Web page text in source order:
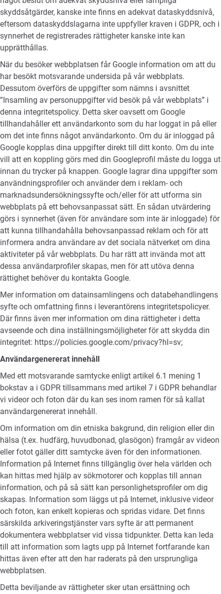
skyddsåtgärder, kanske inte finns en adekvat dataskyddsnivå,
eftersom dataskyddslagarna inte uppfyller kraven i GDPR, och i
synnerhet de registrerades rättigheter kanske inte kan
upprätthållas.
När du besöker webbplatsen får Google information om att du
har besökt motsvarande undersida på vår webbplats.
Dessutom överförs de uppgifter som nämns i avsnittet
”Insamling av personuppgifter vid besök på vår webbplats” i
denna integritetspolicy. Detta sker oavsett om Google
tillhandahåller ett användarkonto som du har loggat in på eller
om det inte finns något användarkonto. Om du är inloggad på
Google kopplas dina uppgifter direkt till ditt konto. Om du inte
vill att en koppling görs med din Googleprofil måste du logga ut
innan du trycker på knappen. Google lagrar dina uppgifter som
användningsprofiler och använder dem i reklam- och
marknadsundersökningssyfte och/eller för att utforma sin
webbplats på ett behovsanpassat sätt. En sådan utvärdering
görs i synnerhet (även för användare som inte är inloggade) för
att kunna tillhandahålla behovsanpassad reklam och för att
informera andra användare av det sociala nätverket om dina
aktiviteter på vår webbplats. Du har rätt att invända mot att
dessa användarprofiler skapas, men för att utöva denna
rättighet behöver du kontakta Google.
Mer information om datainsamlingens och databehandlingens
syfte och omfattning finns i leverantörens integritetspolicyer.
Där finns även mer information om dina rättigheter i detta
avseende och dina inställningsmöjligheter för att skydda din
integritet: https://policies.google.com/privacy?hl=sv;
Användargenererat innehåll
Med ett motsvarande samtycke enligt artikel 6.1 mening 1
bokstav a i GDPR tillsammans med artikel 7 i GDPR behandlar
vi videor och foton där du kan ses inom ramen för så kallat
användargenererat innehåll.
Om information om din etniska bakgrund, din religion eller din
hälsa (t.ex. hudfärg, huvudbonad, glasögon) framgår av videon
eller fotot gäller ditt samtycke även för den informationen.
Information på Internet finns tillgänglig över hela världen och
kan hittas med hjälp av sökmotorer och kopplas till annan
information, och på så sätt kan personlighetsprofiler om dig
skapas. Information som läggs ut på Internet, inklusive videor
och foton, kan enkelt kopieras och spridas vidare. Det finns
särskilda arkiveringstjänster vars syfte är att permanent
dokumentera webbplatser vid vissa tidpunkter. Detta kan leda
till att information som lagts upp på Internet fortfarande kan
hittas även efter att den har raderats på den ursprungliga
webbplatsen.
Detta beviljande av rättigheter sker utan ersättning och